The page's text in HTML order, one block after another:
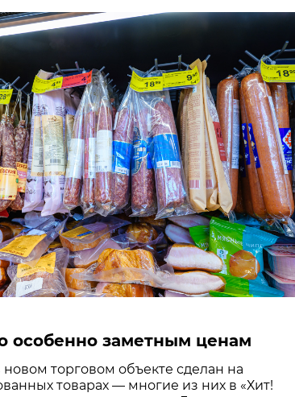
особенно заметным ценам
торговом объекте сделан на
товарах — многие из них в «Хит!